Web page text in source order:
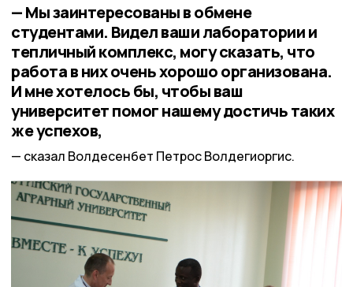
— Мы заинтересованы в обмене
студентами. Видел ваши лаборатории и
тепличный комплекс, могу сказать, что
работа в них очень хорошо организована.
И мне хотелось бы, чтобы ваш
университет помог нашему достичь таких
же успехов,
сказал Волдесенбет Петрос Волдегиоргис.